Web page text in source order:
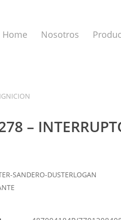
Home Nosotros
–
SANDERO-DUSTERLOGAN